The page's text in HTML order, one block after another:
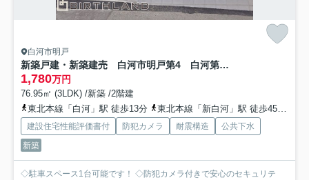
白河市明戸
新築戸建・新築建売 白河市明戸第4 白河第三小・白河中央中
1,780万円
76.95㎡ (3LDK) /新築 /2階建
東北本線「白河」駅 徒歩13分
東北本線「新白河」駅 徒歩45分
建設住宅性能評価書付 防犯カメラ 耐震構造
公共下水
新築
◇駐車スペース1台可能です！ ◇防犯カメラ付きで安心のセキュリテ